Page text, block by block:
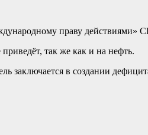
праву
так же как и на нефть.
заключается в создании